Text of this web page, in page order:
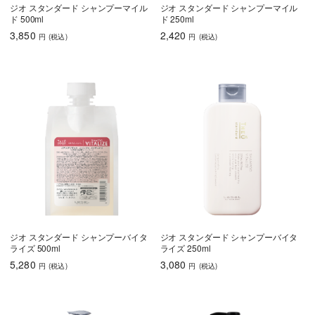
ジオ スタンダード シャンプーマイル
ド 500ml
3,850 円 (税込)
ジオ スタンダード シャンプーマイル
ド 250ml
2,420 円 (税込)
ジオ スタンダード シャンプーバイタ
ライズ 500ml
5,280 円 (税込)
ジオ スタンダード シャンプーバイタ
ライズ 250ml
3,080 円 (税込)